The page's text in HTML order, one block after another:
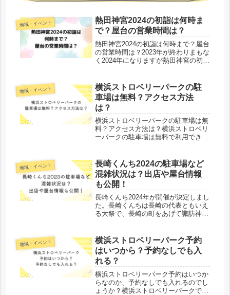
地域・イベント
熱田神宮2024の初詣は何時ま
で？屋台の営業時間は？
熱田神宮2024の初詣は何時まで？屋台
の営業時間は？2023年が終わりまもな
く2024年になりますが熱田神宮の初詣
られる時間は何時までなのでしょう
か。毎年たくさんの人で賑わ...
地域・イベント
横浜ストロベリーパークの駐
車場は無料？アクセス方法
は？
横浜ストロベリーパークの駐車場は無
料？アクセス方法は？横浜ストロベリ
ーパークの駐車場は無料で利用できる
徹底した温度・湿度管理により、四季
を問わず美味しいいちごを楽しむこと
が...
地域・イベント
長崎くんち2024の駐車場など
混雑状況は？出店や屋台情報
も公開！
長崎くんち2024年が開催が決定しまし
た。長崎くんちは長崎の代表ともいえ
る大祭で、長崎の町をあげて諏訪神社
がりましたね。今年も例年通り駐車場
など混雑が予想されます。たくさん...
地域・イベント
横浜ストロベリーパーク予約
はいつから？予約なしでも入
れる？
横浜ストロベリーパーク予約はいつか
らなのか、予約なしでも入れるのでし
ょうか？横浜ストロベリーパークで